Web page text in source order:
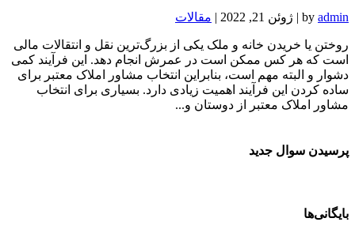
by admin
| ژوئن 21, 2022 | مقالات
روختن یا خریدن خانه و ملک یکی از بزرگ‌ترین نقل و انتقالات مالی
است که هر کس ممکن است در عمرش انجام دهد. این فرآیند کمی
دشوار و البته مهم است، بنابراین انتخاب مشاور املاک معتبر برای
ساده کردن این فرآیند اهمیت زیادی دارد. بسیاری برای انتخاب
مشاور املاک معتبر از دوستان و...
پرسیدن سوال جدید
بایگانی‌ها